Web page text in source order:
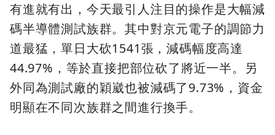
有進就有出，今天最引人注目的操作是大幅減
碼半導體測試族群。其中對京元電子的調節力
道最猛，單日大砍1541張，減碼幅度高達
44.97%，等於直接把部位砍了將近一半。另
外同為測試廠的穎崴也被減碼了9.73%，資金
明顯在不同次族群之間進行換手。